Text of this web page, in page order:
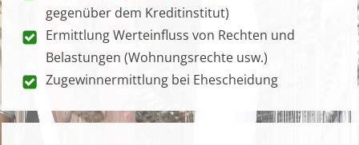
gegenüber dem Kreditinstitut)
Ermittlung Werteinfluss von Rechten und
Belastungen (Wohnungsrechte usw.)
Zugewinnermittlung bei Ehescheidung